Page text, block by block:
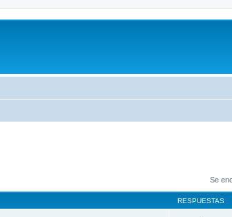
Se
RESPUESTAS